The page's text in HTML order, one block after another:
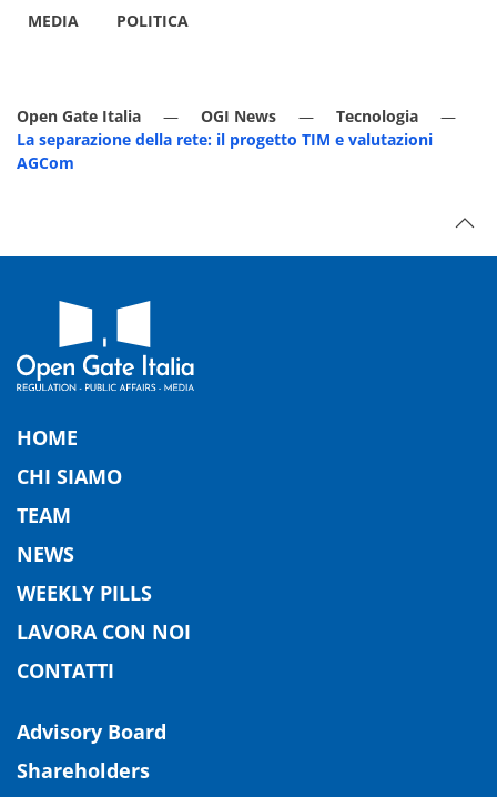
MEDIA POLITICA
Open Gate Italia OGI News
Tecnologia
La separazione della rete: il progetto TIM e valutazioni
AGCom
HOME
CHI SIAMO
TEAM
NEWS
WEEKLY PILLS
LAVORA CON NOI
CONTATTI
Advisory Board
Shareholders